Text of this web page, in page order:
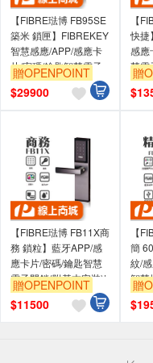
【FIBRE琺博 FB95SE
築米 鎖匣】FIBREKEY
智慧感應/APP/感應卡
片/密碼/鑰匙智慧電子
門鎖(附基本安裝)
贈OPENPOINT
$29900
【
快捷
感應
慧電
裝)
贈
$
【FIBRE琺博 FB11X商
務 鎖粒】藍牙APP/感
應卡片/密碼/鑰匙智慧
電子門鎖(附基本安裝)|
出租房房東最適電子鎖
贈OPENPOINT
$11500
【
簡
紋/
智慧
基本
贈
$